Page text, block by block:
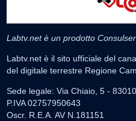
Labtv.net è un prodotto
Labtv.net è il sito ufficiale del
del digitale terrestre Regione
Sede legale: Via Chiaio, 5 -
P.IVA 02757950643
Oscr. R.E.A. AV N.181151